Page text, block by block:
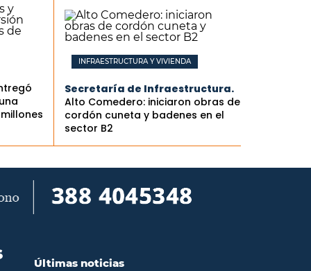
INFRAESTRUCTURA Y VIVIENDA
Secretaría de Infraestructura.
Alto Comedero: iniciaron obras de
cordón cuneta y badenes en el
sector B2
Últimas noticias